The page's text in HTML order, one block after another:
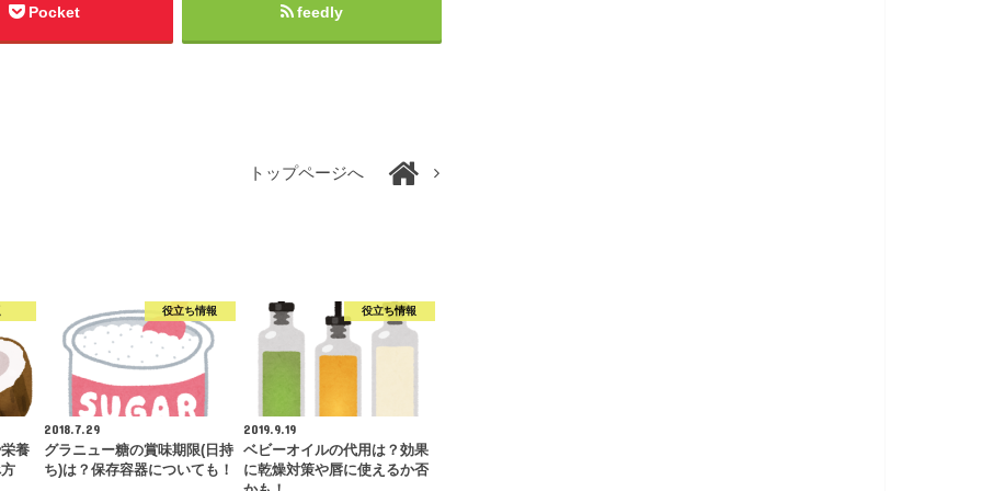
Pocket feedly
トップページへ
養
役立ち情報
2018.7.29
グラニュー糖の賞味期限(日持
ち)は？保存容器についても！
役立ち情報
2019.9.19
ベビーオイルの代用は？効果
に乾燥対策や唇に使えるか否